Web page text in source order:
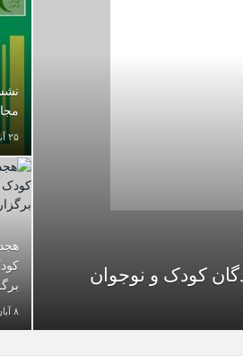
کودک و نوجوان
۲۵ آبان, ۱۴۰۴
۸ آبان, ۱۴۰۴